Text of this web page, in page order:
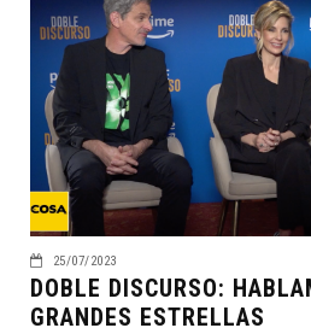
25/07/2023
DOBLE DISCURSO:
GRANDES ESTRELLAS